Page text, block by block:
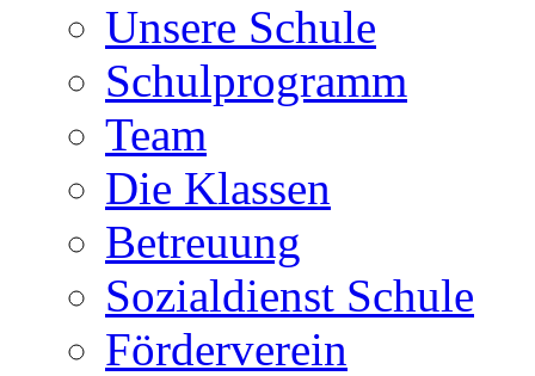
Unsere Schule
Schulprogramm
Team
Die Klassen
Betreuung
Sozialdienst Schule
Förderverein